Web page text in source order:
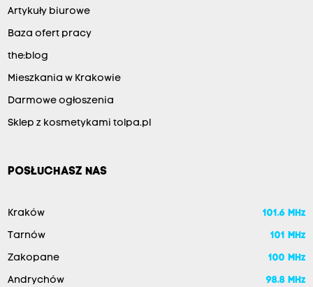
Artykuły biurowe
Baza ofert pracy
the:blog
Mieszkania w Krakowie
Darmowe ogłoszenia
Sklep z kosmetykami tolpa.pl
POSŁUCHASZ NAS
Kraków 101.6 MHz
Tarnów 101 MHz
Zakopane 100 MHz
Andrychów 98.8 MHz